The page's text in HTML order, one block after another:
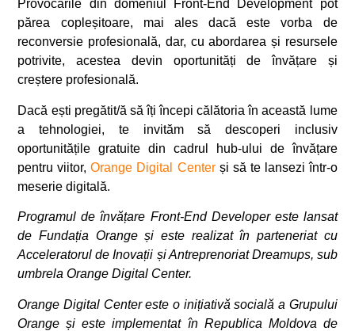
Provocările din domeniul Front-End Development pot
părea copleșitoare, mai ales dacă este vorba de
reconversie profesională, dar, cu abordarea și resursele
potrivite, acestea devin oportunități de învățare și
creștere profesională.
Dacă ești pregătit/ă să îți începi călătoria în această lume
a tehnologiei, te invităm să descoperi inclusiv
oportunitățile gratuite din cadrul hub-ului de învățare
pentru viitor,Orange Digital Centerși să te lansezi într-o
meserie digitală.
Programul de învățare Front-End Developer este lansat
de Fundația Orange și este realizat în parteneriat cu
Acceleratorul de Inovații și Antreprenoriat Dreamups, sub
umbrela Orange Digital Center.
Orange Digital Center este o inițiativă socială a Grupului
Orange și este implementat în Republica Moldova de